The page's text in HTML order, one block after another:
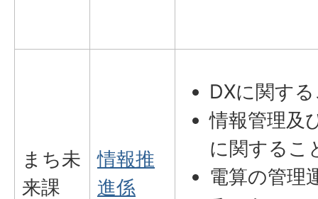
まち未
来課
情報推
進係
DXに関す
情報管理及
に関するこ
電算の管理